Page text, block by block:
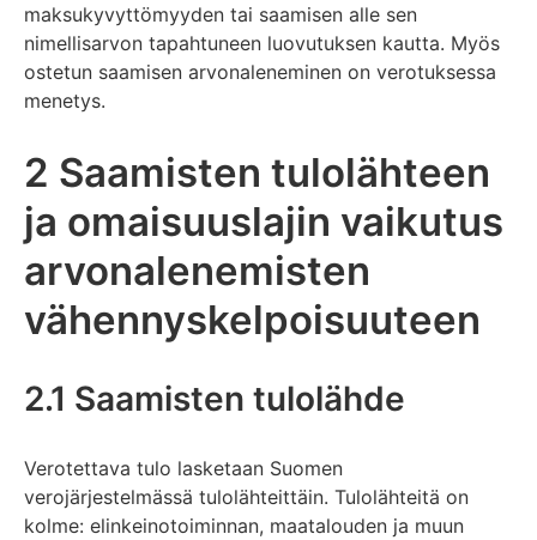
maksukyvyttömyyden tai saamisen alle sen
nimellisarvon tapahtuneen luovutuksen kautta. Myös
ostetun saamisen arvonaleneminen on verotuksessa
menetys.
2 Saamisten tulolähteen
ja omaisuuslajin vaikutus
arvonalenemisten
vähennyskelpoisuuteen
2.1 Saamisten tulolähde
Verotettava tulo lasketaan Suomen
verojärjestelmässä tulolähteittäin. Tulolähteitä on
kolme: elinkeinotoiminnan, maatalouden ja muun